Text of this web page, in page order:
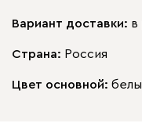
Вариант доставки: в
Страна: Россия
Цвет основной: